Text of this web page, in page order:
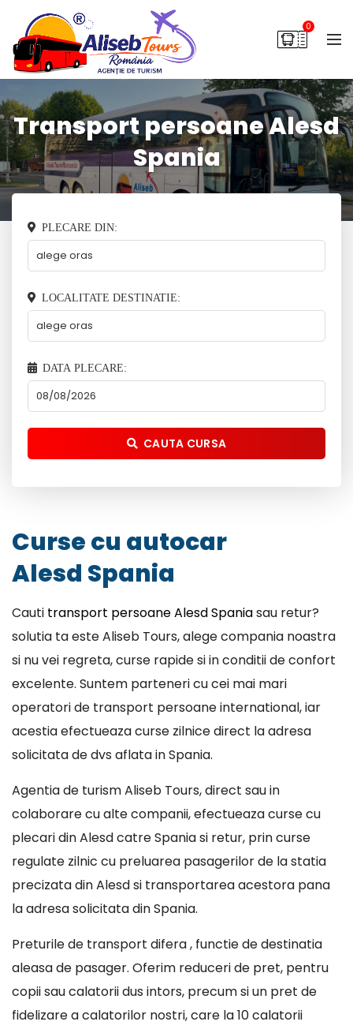
0
Transport persoane Alesd
Spania
PLECARE DIN:
LOCALITATE DESTINATIE:
DATA PLECARE:
CAUTA CURSA
Curse cu autocar
Alesd Spania
Cauti transport persoane Alesd Spaniasau retur?
solutia ta este Aliseb Tours, alege compania noastra
si nu vei regreta, curse rapide si in conditii de confort
excelente. Suntem parteneri cu cei mai mari
operatori de transport persoane international, iar
acestia efectueaza curse zilnice direct la adresa
solicitata de dvs aflata in Spania.
Agentia de turism Aliseb Tours, direct sau in
colaborare cu alte companii, efectueaza curse cu
plecari din Alesd catre Spania si retur, prin curse
regulate zilnic cu preluarea pasagerilor de la statia
precizata din Alesd si transportarea acestora pana
la adresa solicitata din Spania.
Preturile de transport difera , functie de destinatia
aleasa de pasager. Oferim reduceri de pret, pentru
copii sau calatorii dus intors, precum si un pret de
fidelizare a calatorilor nostri, care la 10 calatorii